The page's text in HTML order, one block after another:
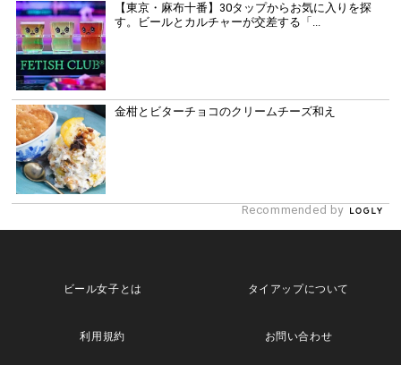
【東京・麻布十番】30タップからお気に入りを探
す。ビールとカルチャーが交差する「...
金柑とビターチョコのクリームチーズ和え
Recommended by
ビール女子とは タイアップについて
利用規約 お問い合わせ